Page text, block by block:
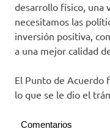
desarrollo físico, una
necesitamos las
inversión positiva,
a una mejor calidad
El Punto de Acuerdo
lo que se le dio el
Comentarios